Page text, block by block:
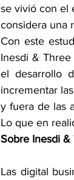
se vivió con el
considera una
Con este
Inesdi &
el desarrollo
incrementar
y fuera de las
Lo que en
Sobre Inesdi &
Las digital